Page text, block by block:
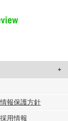
コンテンツや広告の
ています。
報保護方針
採用情報